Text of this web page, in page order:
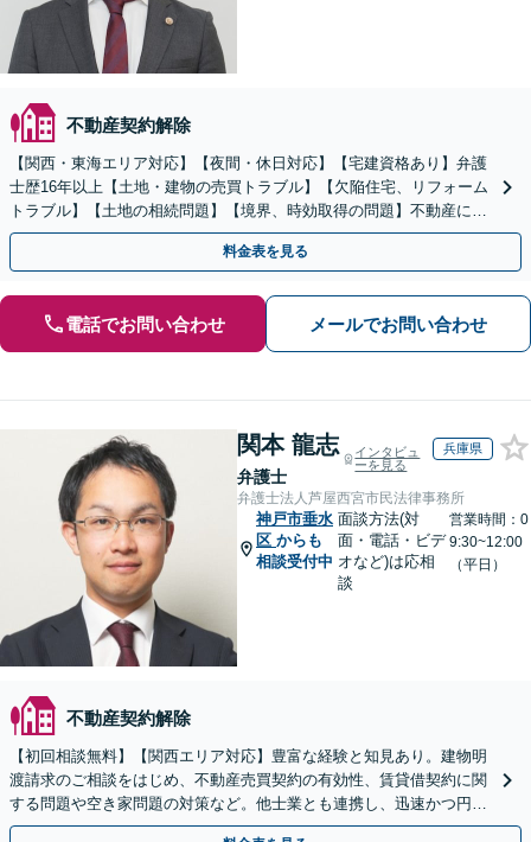
不動産契約解除
【関西・東海エリア対応】【夜間・休日対応】【宅建資格あり】弁護
士歴16年以上【土地・建物の売買トラブル】【欠陥住宅、リフォーム
トラブル】【土地の相続問題】【境界、時効取得の問題】不動産に関
するトラブル全般の解決に豊富な経験あり。
料金表を見る
電話でお問い合わせ メールでお問い合わせ
関本 龍志
弁護士
インタビュ
ーを見る
兵庫県
弁護士法人芦屋西宮市民法律事務所
神戸市垂水
区 からも
相談受付中
面談方法(対
面・電話・ビデ
オなど)は応相
談
営業時間：0
9:30~12:00
（平日）
不動産契約解除
【初回相談無料】【関西エリア対応】豊富な経験と知見あり。建物明
渡請求のご相談をはじめ、不動産売買契約の有効性、賃貸借契約に関
する問題や空き家問題の対策など。他士業とも連携し、迅速かつ円滑
な解決を目指します【顧問契約】【西宮北口駅3分】